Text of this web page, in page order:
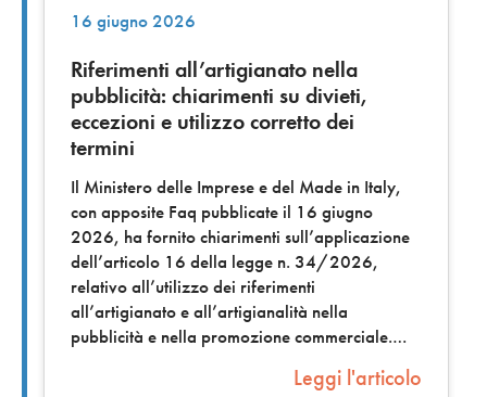
16 giugno 2026
Riferimenti all’artigianato nella
pubblicità: chiarimenti su divieti,
eccezioni e utilizzo corretto dei
termini
Il Ministero delle Imprese e del Made in Italy,
con apposite Faq pubblicate il 16 giugno
2026, ha fornito chiarimenti sull’applicazione
dell’articolo 16 della legge n. 34/2026,
relativo all’utilizzo dei riferimenti
all’artigianato e all’artigianalità nella
pubblicità e nella promozione commerciale.
Leggi l'articolo